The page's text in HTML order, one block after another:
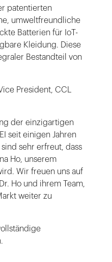
patentierten
umweltfreundliche
Batterien für IoT-
Kleidung. Diese
Bestandteil von
President, CCL
der einzigartigen
seit einigen Jahren
sehr erfreut, dass
Ho, unserem
Wir freuen uns auf
Ho und ihrem Team,
weiter zu